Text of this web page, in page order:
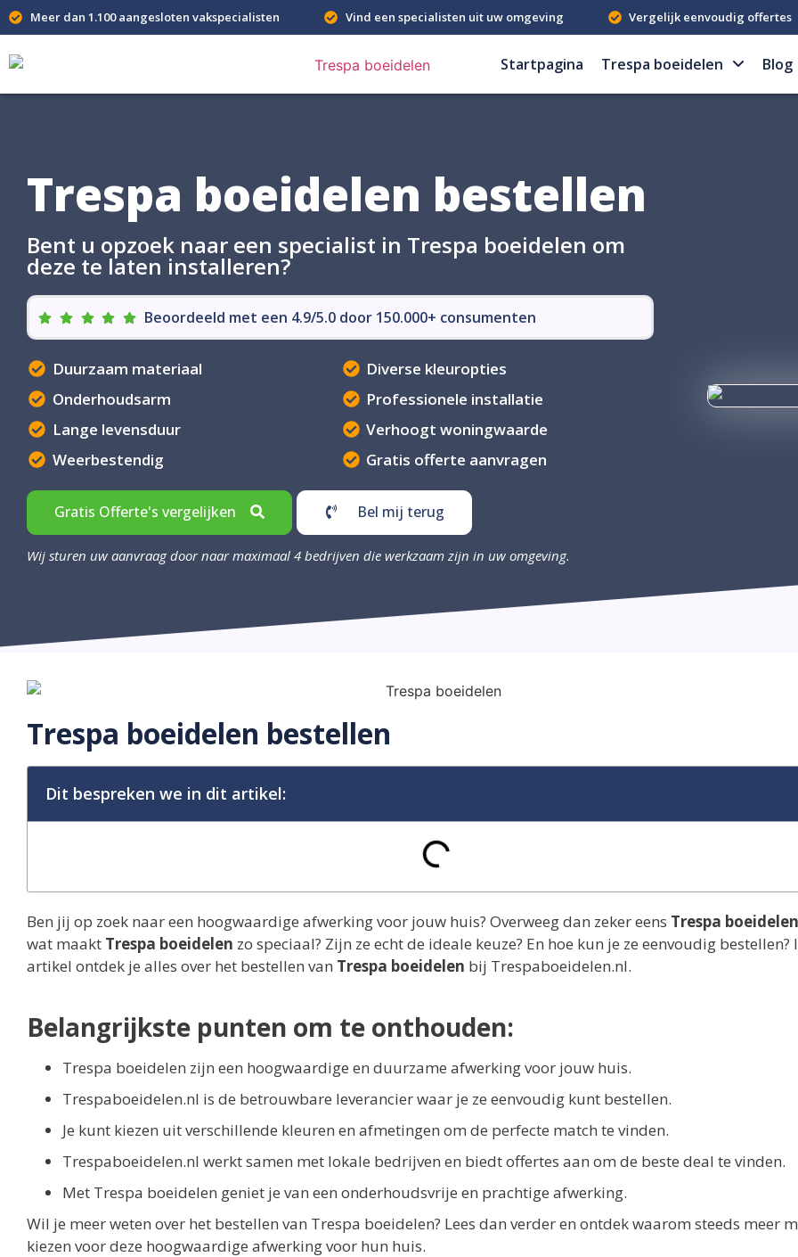
Meer dan 1.100 aangesloten vakspecialisten Vind een specialisten uit uw omgeving Vergelijk eenvoudig offertes
Startpagina Trespa boeidelen Blog
Trespa boeidelen bestellen
Bent u opzoek naar een specialist in Trespa boeidelen om
deze te laten installeren?
Beoordeeld met een 4.9/5.0 door 150.000+ consumenten
Duurzaam materiaal
Onderhoudsarm
Lange levensduur
Weerbestendig
Diverse kleuropties
Professionele installatie
Verhoogt woningwaarde
Gratis offerte aanvragen
Gratis Offerte's vergelijken Bel mij terug
Wij sturen uw aanvraag door naar maximaal 4 bedrijven die werkzaam zijn in uw omgeving.
Trespa boeidelen bestellen
Dit bespreken we in dit artikel:
Ben jij op zoek naar een hoogwaardige afwerking voor jouw huis? Overweeg dan zeker eens Trespa boeidelen
wat maakt Trespa boeidelen zo speciaal? Zijn ze echt de ideale keuze? En hoe kun je ze eenvoudig bestellen?
artikel ontdek je alles over het bestellen van Trespa boeidelen bij Trespaboeidelen.nl.
Belangrijkste punten om te onthouden:
Trespa boeidelen zijn een hoogwaardige en duurzame afwerking voor jouw huis.
Trespaboeidelen.nl is de betrouwbare leverancier waar je ze eenvoudig kunt bestellen.
Je kunt kiezen uit verschillende kleuren en afmetingen om de perfecte match te vinden.
Trespaboeidelen.nl werkt samen met lokale bedrijven en biedt offertes aan om de beste deal te vinden.
Met Trespa boeidelen geniet je van een onderhoudsvrije en prachtige afwerking.
Wil je meer weten over het bestellen van Trespa boeidelen? Lees dan verder en ontdek waarom steeds meer
kiezen voor deze hoogwaardige afwerking voor hun huis.